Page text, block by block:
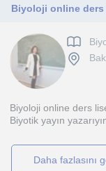
Biyoloji online ders
Biyotik yayın
daha fazlasını